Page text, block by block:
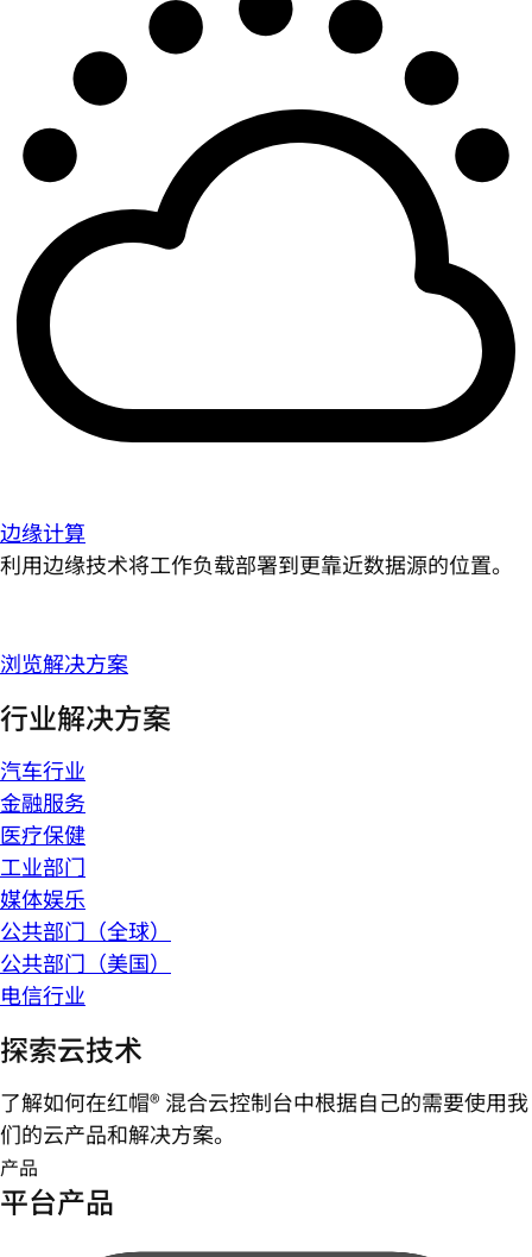
边缘计算
利用边缘技术将工作负载部署到更靠近数据源的位置。
浏览解决方案
行业解决方案
汽车行业
金融服务
医疗保健
工业部门
媒体娱乐
公共部门（全球）
公共部门（美国）
电信行业
探索云技术
了解如何在红帽® 混合云控制台中根据自己的需要使用我
们的云产品和解决方案。
产品
平台产品